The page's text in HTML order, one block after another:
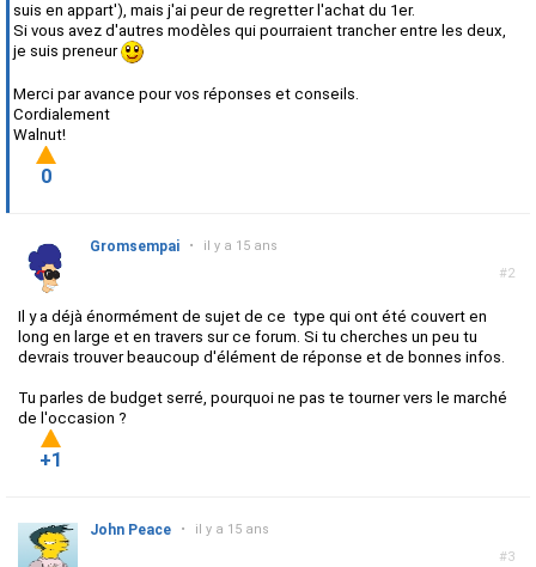
suis en appart'), mais j'ai peur de regretter l'achat du 1er.
Si vous avez d'autres modèles qui pourraient trancher entre les deux,
je suis preneur
Merci par avance pour vos réponses et conseils.
Cordialement
Walnut!
0
#2
Gromsempai • il y a 15 ans
Il y a déjà énormément de sujet de ce type qui ont été couvert en
long en large et en travers sur ce forum. Si tu cherches un peu tu
devrais trouver beaucoup d'élément de réponse et de bonnes infos.
Tu parles de budget serré, pourquoi ne pas te tourner vers le marché
de l'occasion ?
+1
#3
John Peace • il y a 15 ans